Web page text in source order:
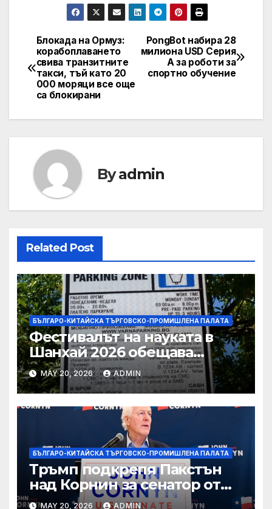
Post
navigation
PongBot набира 28
милиона USD Серия
А за роботи за
спортно обучение
Блокада на Ормуз:
корабоплаването
свива транзитните
такси, тъй като 20
000 моряци все още
са блокирани
Byadmin
Related Post
БЪЛГАРО-КИТАЙСКА ТЪРГОВСКО-ПРОМИШЛЕНА ПАЛAТА
Фестивалът на науката в
Шанхай 2026 обещава
вълнуващи научно-
технологични иновации
MAY 20, 2026 ADMIN
БЪЛГАРО-КИТАЙСКА ТЪРГОВСКО-ПРОМИШЛЕНА ПАЛAТА
Тръмп подкрепя Пакстън
над Корнин за сенатор от
Тексас в шокираща
MAY 20, 2026 ADMIN